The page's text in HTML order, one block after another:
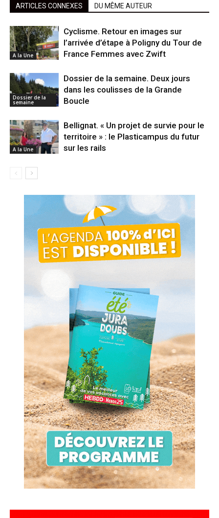
ARTICLES CONNEXES DU MÊME AUTEUR
A la Une
Cyclisme. Retour en images sur
l’arrivée d’étape à Poligny du Tour de
France Femmes avec Zwift
Dossier de la
semaine
Dossier de la semaine. Deux jours
dans les coulisses de la Grande
Boucle
A la Une
Bellignat. « Un projet de survie pour le
territoire » : le Plasticampus du futur
sur les rails